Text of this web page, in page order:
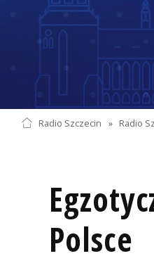
Radio Szczecin » Radio
Polsce